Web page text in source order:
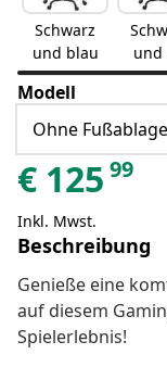
Schwarz
und blau
und
Modell
Ohne Fußablage
€ 125 99
Inkl. Mwst.
Beschreibung
Genieße eine
auf diesem
Spielerlebnis!